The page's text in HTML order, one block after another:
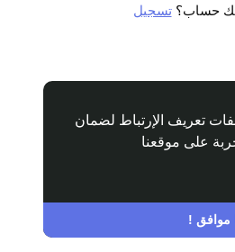
تعريف الإرتباط لضمان
على موقعنا
موافق !
حساب؟تسجيل
بنا الدليل